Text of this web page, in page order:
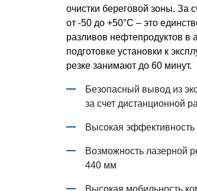
очистки береговой зоны. За
от -50 до +50°С – это
разливов нефтепродуктов в
подготовке установки к
резке занимают до 60 минут.
Безопасный вывод из
за счет дистанционной
Высокая
Возможность лазерной
440 мм
Высокая мобильность